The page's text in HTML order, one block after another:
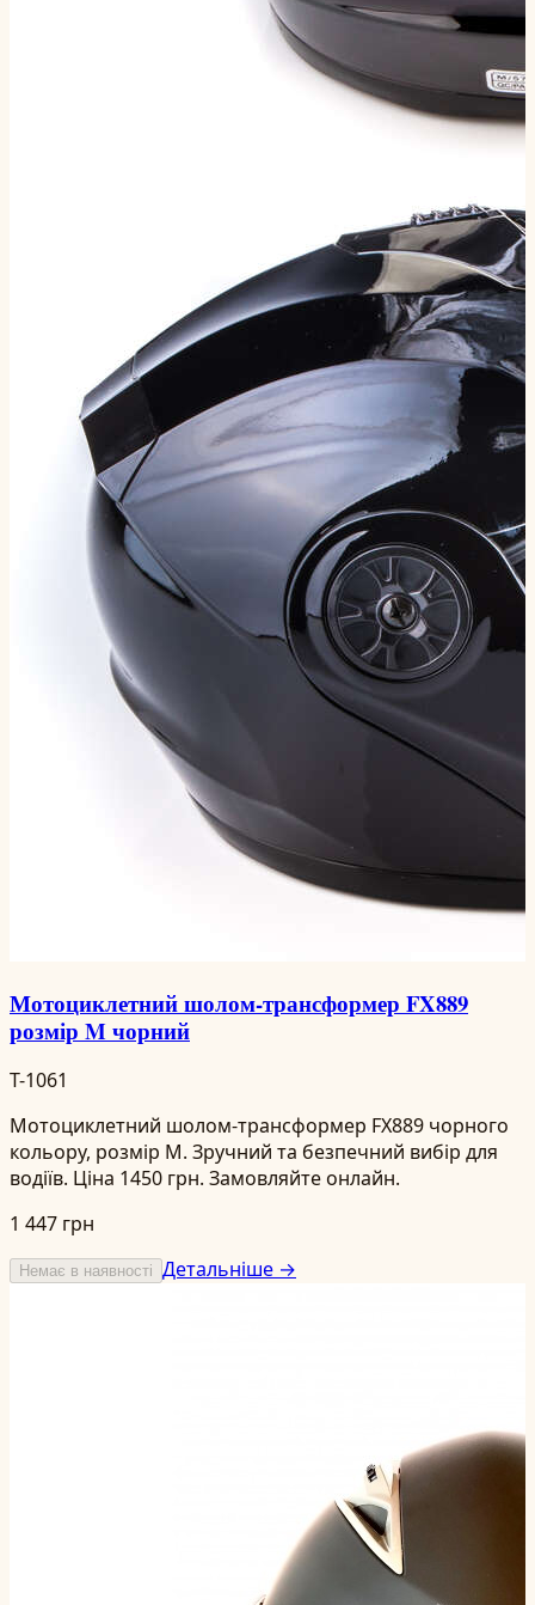
Мотоциклетний шолом-трансформер FX889
розмір M чорний
T-1061
Мотоциклетний шолом-трансформер FX889 чорного
кольору, розмір M. Зручний та безпечний вибір для
водіїв. Ціна 1450 грн. Замовляйте онлайн.
1 447 грн
Немає в наявності Детальніше →